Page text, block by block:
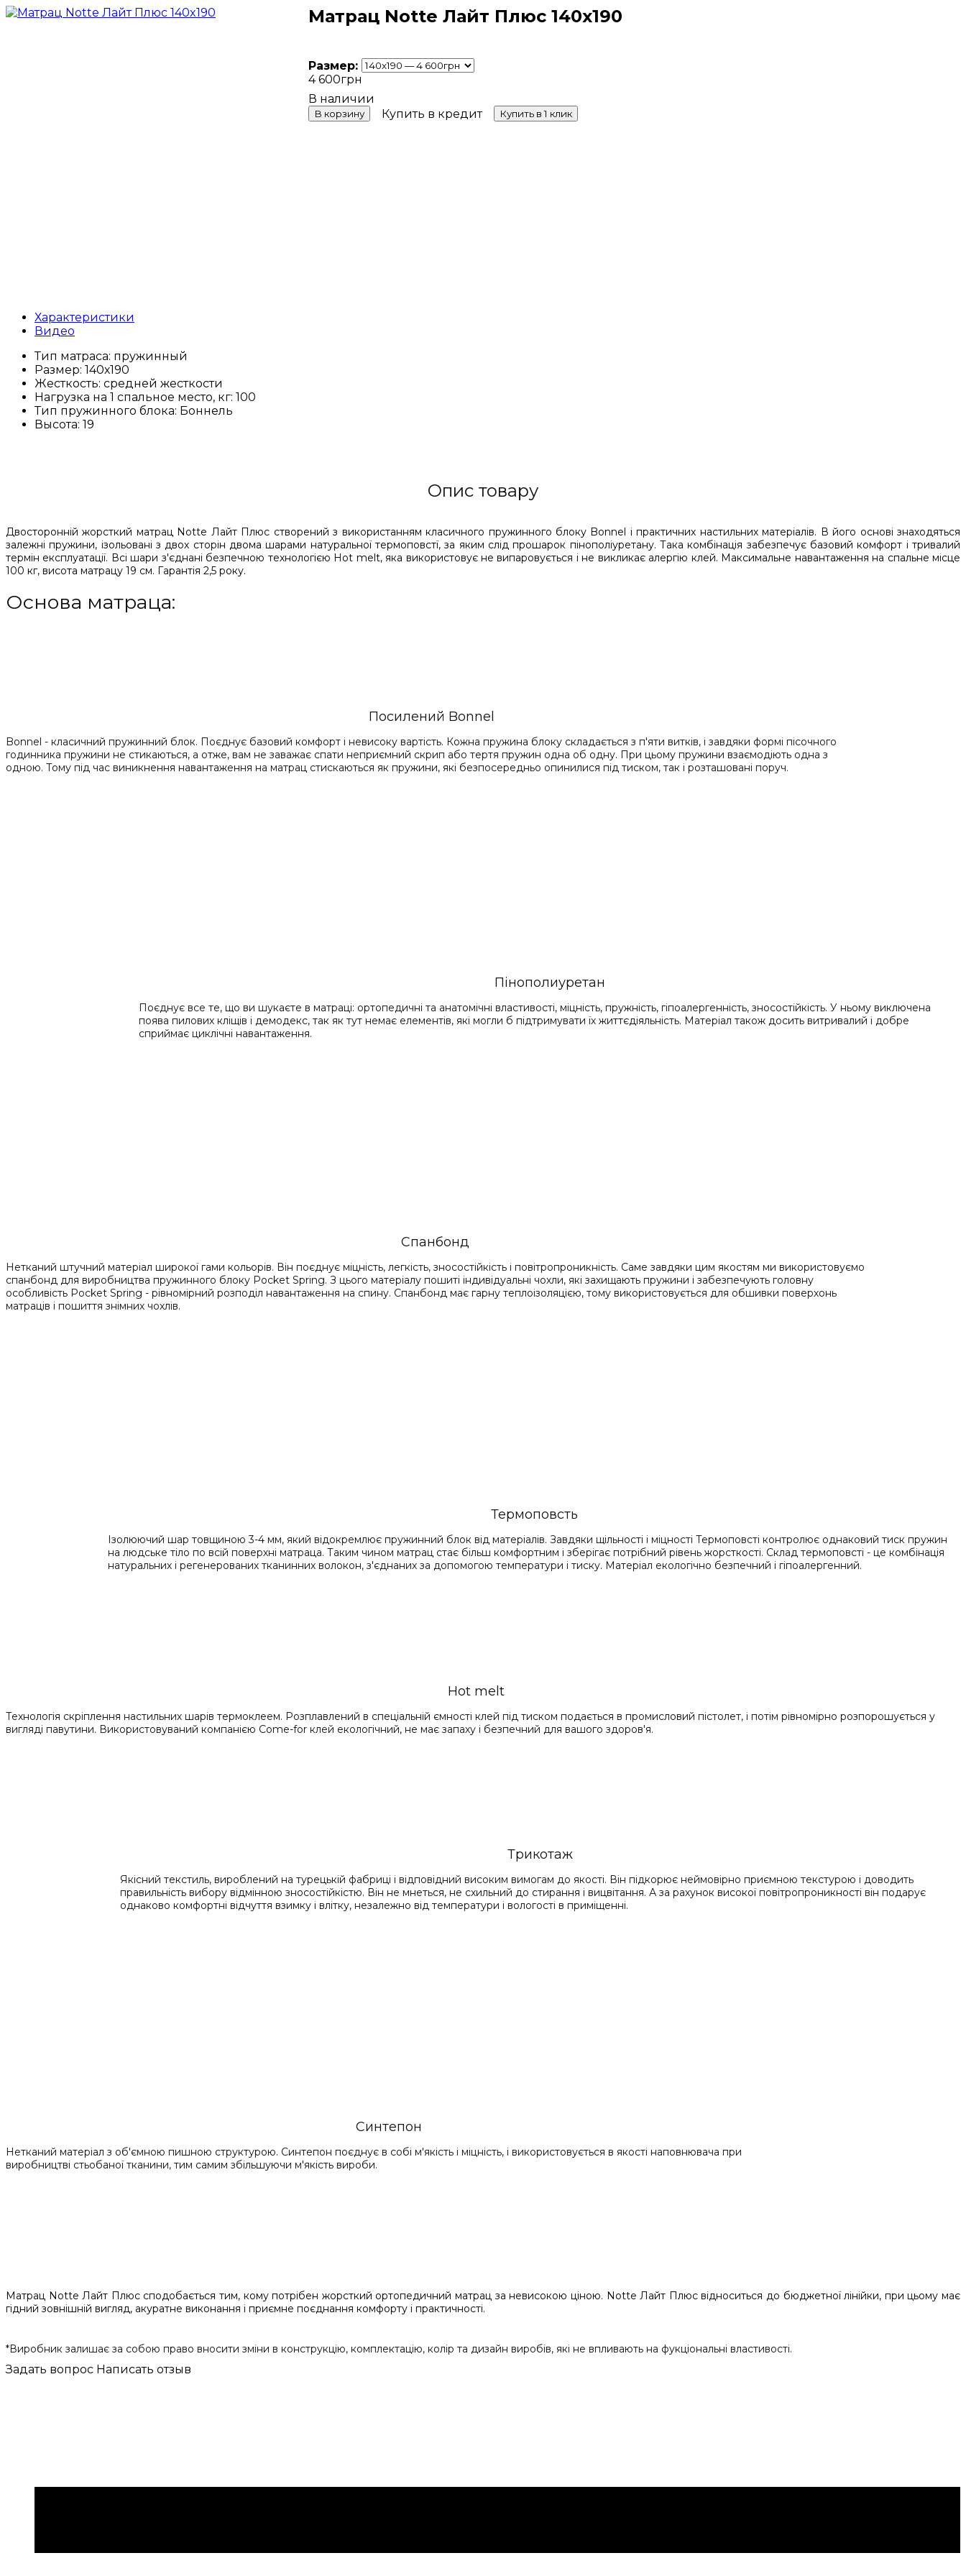
Матрац Notte Лайт Плюс 140x190
Размер:
4 600грн
В корзину Купить в кредит Купить в 1 клик
Характеристики
Видео
Тип матраса: пружинный
Размер: 140х190
Жесткость: средней жесткости
Нагрузка на 1 спальное место, кг: 100
Тип пружинного блока: Боннель
Высота: 19
Опис товару
Двосторонній жорсткий матрац Notte Лайт Плюс створений з використанням класичного пружинного блоку Bonnel і практичних настильних матеріалів. В його основі знаходяться
залежні пружини, ізольовані з двох сторін двома шарами натуральної термоповстї, за яким слід прошарок пінополіуретану. Така комбінація забезпечує базовий комфорт і тривалий
термін експлуатації. Всі шари з'єднані безпечною технологією Hot melt, яка використовує не випаровується і не викликає алергію клей. Максимальне навантаження на спальне місце
100 кг, висота матрацу 19 см. Гарантія 2,5 року.
Основа матраца:
Посилений Bonnel
Bonnel - класичний пружинний блок. Поєднує базовий комфорт і невисоку вартість. Кожна пружина блоку складається з п'яти витків, і завдяки формі пісочного
годинника пружини не стикаються, а отже, вам не заважає спати неприємний скрип або тертя пружин одна об одну. При цьому пружини взаємодіють одна з
одною. Тому під час виникнення навантаження на матрац стискаються як пружини, які безпосередньо опинилися під тиском, так і розташовані поруч.
Пінополиуретан
Поєднує все те, що ви шукаєте в матраці: ортопедичні та анатомічні властивості, міцність, пружність, гіпоалергенність, зносостійкість. У ньому виключена
поява пилових кліщів і демодекс, так як тут немає елементів, які могли б підтримувати їх життєдіяльність. Матеріал також досить витривалий і добре
сприймає циклічні навантаження.
Спанбонд
Нетканий штучний матеріал широкої гами кольорів. Він поєднує міцність, легкість, зносостійкість і повітропроникність. Саме завдяки цим якостям ми використовуємо
спанбонд для виробництва пружинного блоку Pocket Spring. З цього матеріалу пошиті індивідуальні чохли, які захищають пружини і забезпечують головну
особливість Pocket Spring - рівномірний розподіл навантаження на спину. Спанбонд має гарну теплоізоляцією, тому використовується для обшивки поверхонь
матраців і пошиття знімних чохлів.
Термоповсть
Ізолюючий шар товщиною 3-4 мм, який відокремлює пружинний блок від матеріалів. Завдяки щільності і міцності Термоповсті контролює однаковий тиск пружин
на людське тіло по всій поверхні матраца. Таким чином матрац стає більш комфортним і зберігає потрібний рівень жорсткості. Склад термоповсті - це комбінація
натуральних і регенерованих тканинних волокон, з'єднаних за допомогою температури і тиску. Матеріал екологічно безпечний і гіпоалергенний.
Hot melt
Технологія скріплення настильних шарів термоклеем. Розплавлений в спеціальній ємності клей під тиском подається в промисловий пістолет, і потім рівномірно розпорошується у
вигляді павутини. Використовуваний компанією Come-for клей екологічний, не має запаху і безпечний для вашого здоров'я.
Трикотаж
Якісний текстиль, вироблений на турецькій фабриці і відповідний високим вимогам до якості. Він підкорює неймовірно приємною текстурою і доводить
правильність вибору відмінною зносостійкістю. Він не мнеться, не схильний до стирання і вицвітання. А за рахунок високої повітропроникності він подарує
однаково комфортні відчуття взимку і влітку, незалежно від температури і вологості в приміщенні.
Синтепон
Нетканий матеріал з об'ємною пишною структурою. Синтепон поєднує в собі м'якість і міцність, і використовується в якості наповнювача при
виробництві стьобаної тканини, тим самим збільшуючи м'якість вироби.
Матрац Notte Лайт Плюс сподобається тим, кому потрібен жорсткий ортопедичний матрац за невисокою ціною. Notte Лайт Плюс відноситься до бюджетної лінійки, при цьому має
гідний зовнішній вигляд, акуратне виконання і приємне поєднання комфорту і практичності.
*Виробник залишає за собою право вносити зміни в конструкцію, комплектацію, колір та дизайн виробів, які не впливають на фукціональні властивості.
Задать вопрос Написать отзыв